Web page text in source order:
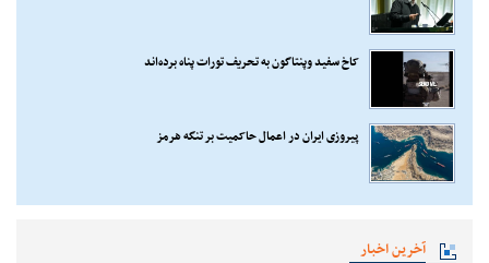
کاخ سفید وپنتاگون به تحریف تورات پناه برده‌اند
پیروزی ایران در اعمال حاکمیت بر تنگه هرمز
آخرین اخبار